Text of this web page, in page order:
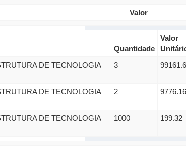
Valor
Quantidade
Valor
DE TECNOLOGIA
3
DE TECNOLOGIA
2 9776.16
DE TECNOLOGIA
1000 199.32